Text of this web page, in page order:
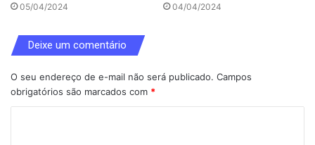
05/04/2024 04/04/2024
Deixe um comentário
O seu endereço de e-mail não será publicado. Campos
obrigatórios são marcados com *